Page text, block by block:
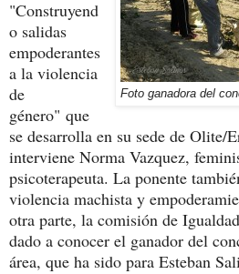
Foto ganadora del
"Construyend
o salidas
empoderantes
a la violencia
de
género" que
se desarrolla en su sede de Olite/
interviene Norma Vazquez,
psicoterapeuta. La ponente
violencia machista y
otra parte, la comisión de
dado a conocer el ganador del
área, que ha sido para Esteban